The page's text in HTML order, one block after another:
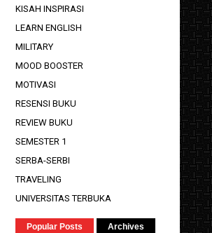
KISAH INSPIRASI
LEARN ENGLISH
MILITARY
MOOD BOOSTER
MOTIVASI
RESENSI BUKU
REVIEW BUKU
SEMESTER 1
SERBA-SERBI
TRAVELING
UNIVERSITAS TERBUKA
Popular Posts Archives